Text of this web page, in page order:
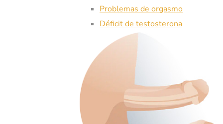
Problemas de orgasmo
Déficit de testosterona